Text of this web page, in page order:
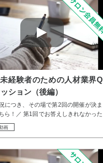
経験者のための人材業界Q
ション（後編）
につき、その場で第2回の開催が決ま
ら！／ 第1回でお答えしきれなかった
画